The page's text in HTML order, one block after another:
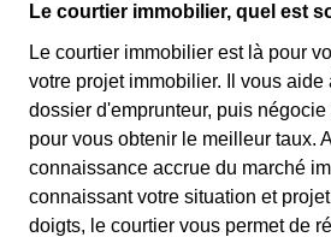
Le courtier immobilier, quel est
Le courtier immobilier est là pour
votre projet immobilier. Il vous aide
dossier d'emprunteur, puis
pour vous obtenir le meilleur taux.
connaissance accrue du marché
connaissant votre situation et
doigts, le courtier vous permet de